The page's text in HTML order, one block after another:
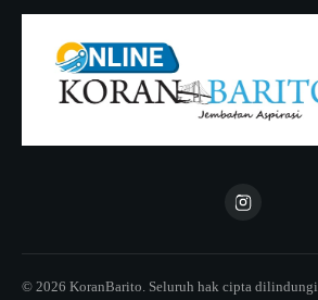
© 2026 KoranBarito. Seluruh hak cipta dilindungi.